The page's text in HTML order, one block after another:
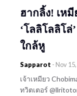
ฮากลิ้ง! เห
‘โลลิโลลิโ
ใกล้หู
Sapparot - Nov
เจ้าเหมียว
ทวิตเตอร์